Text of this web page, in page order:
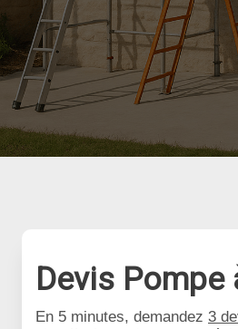
Devis Pompe
En 5 minutes, demandez 3